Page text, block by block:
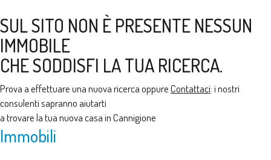
SUL SITO NON È PRESENTE NESSUN
IMMOBILE
CHE SODDISFI LA TUA RICERCA.
Prova a effettuare una nuova ricerca oppureContattaci: i nostri
consulenti sapranno aiutarti
a trovare la tua nuova casa in Cannigione
Immobili